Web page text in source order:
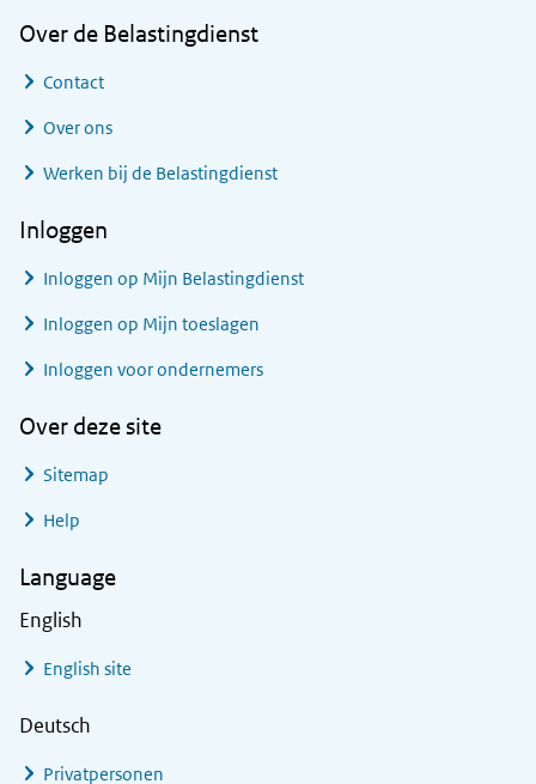
Over de Belastingdienst
Contact
Over ons
Werken bij de Belastingdienst
Inloggen
Inloggen op Mijn Belastingdienst
Inloggen op Mijn toeslagen
Inloggen voor ondernemers
Over deze site
Sitemap
Help
Language
English
English site
Deutsch
Privatpersonen